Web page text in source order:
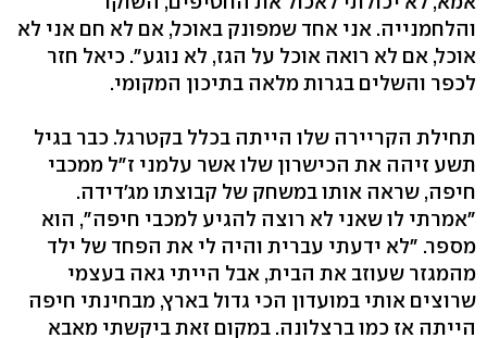
והלחמנייה. אני אחד שמפונק באוכל, אם לא חם אני לא
אוכל, אם לא רואה אוכל על הגז, לא נוגע". כיאל חזר
לכפר והשלים בגרות מלאה בתיכון המקומי.
תחילת הקריירה שלו הייתה בכלל בקטרגל. כבר בגיל
תשע זיהה את הכישרון שלו אשר עלמני ז"ל ממכבי
חיפה, שראה אותו במשחק של קבוצתו מג'דידה.
"אמרתי לו שאני לא רוצה להגיע למכבי חיפה", הוא
מספר. "לא ידעתי עברית והיה לי את הפחד של ילד
מהמגזר שעוזב את הבית, אבל הייתי גאה בעצמי
שרוצים אותי במועדון הכי גדול בארץ, מבחינתי חיפה
הייתה אז כמו ברצלונה. במקום זאת ביקשתי מאבא